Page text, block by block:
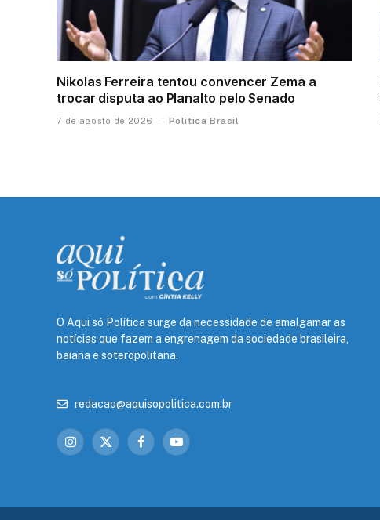
Nikolas Ferreira tentou convencer Zema a
trocar disputa ao Planalto pelo Senado
7 de agosto de 2026 Política Brasil
O Aqui só Política surge da necessidade de amalgamar as
notícias que fazem a engrenagem da sociedade brasileira,
baiana e soteropolitana.
redacao@aquisopolitica.com.br
Instagram
X
FacebookYouTube